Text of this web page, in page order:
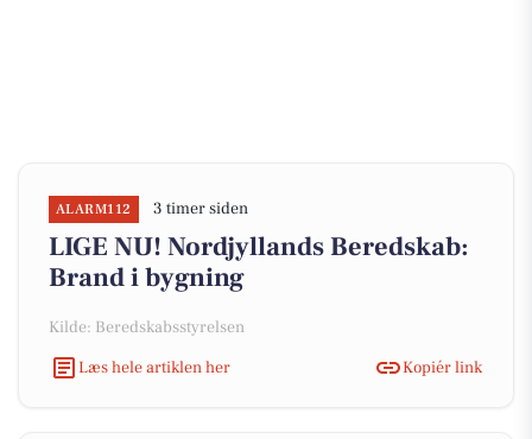
ALARM112 3 timer siden
LIGE NU! Nordjyllands Beredskab:
Brand i bygning
Kilde: Beredskabsstyrelsen
Læs hele artiklen her
Kopiér link